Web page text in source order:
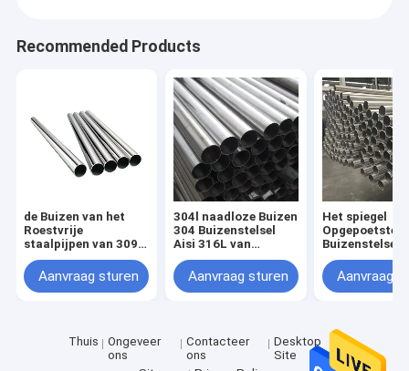
Recommended Products
de Buizen van het
Roestvrije
staalpijpen van 309s
316 316l 8mm
Naadloze 304 2B
Aanvraag sturen
304l naadloze Buizen
304 Buizenstelsel
Aisi 316L van
Roestvrij staalpijpen
Aanvraag sturen
Het spiegel
Opgepoetste
Buizenstelsel
304 316 van
A312 Tp316l
A269
Aanvraag
Thuis
Ongeveer
ons
Contacteer
ons
Desktop
Site